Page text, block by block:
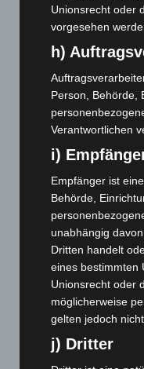
August 2026(12)
Juni 2026
Mai 2026
(99)
April 2026(99)
März 2026(115)
Februar 2026(109)
Januar 2026(122)
Dezember 2025(103)
November 2025(114)
Oktober 2025(112)
September 2025
(93)
August 2025(90)
Juli 2025(90)
Juni 2025(103)
Unionsrecht oder
vorgesehen
h)
Person, Behörde,
Verantwortlichen
i)
Empfänger ist
Behörde,
unabhängig
Dritten handelt
eines bestimmten
Unionsrecht oder
möglicherweise
gelten jedoch
j) Dritter